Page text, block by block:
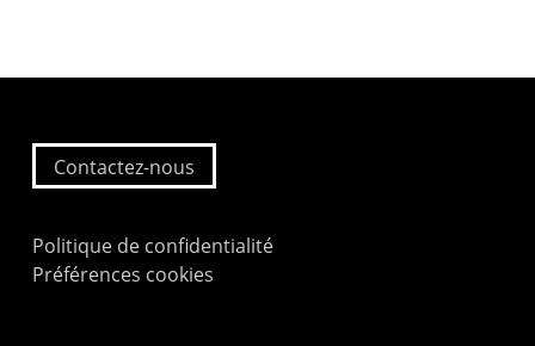
Contactez-nous
Politique de confidentialité
Préférences cookies